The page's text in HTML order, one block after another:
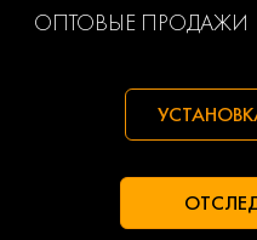
ОПТОВЫЕ ПРОДАЖИ